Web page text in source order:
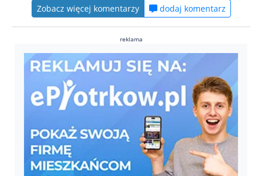
Zobacz więcej komentarzy dodaj komentarz
reklama